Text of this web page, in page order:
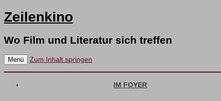
Zeilenkino
Wo Film und Literatur sich treffen
Menü Zum Inhalt springen
IM FOYER